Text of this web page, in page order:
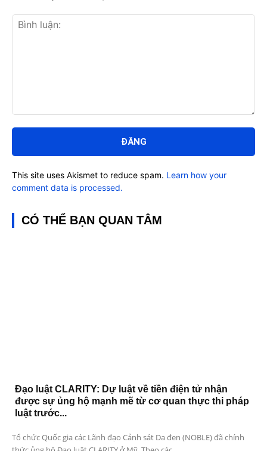
luận:
This site uses Akismet to reduce spam. Learn how your
comment data is processed.
CÓ THỂ BẠN QUAN TÂM
Đạo luật CLARITY: Dự luật về tiền điện tử nhận
được sự ủng hộ mạnh mẽ từ cơ quan thực thi pháp
luật trước...
Tổ chức Quốc gia các Lãnh đạo Cảnh sát Da đen (NOBLE) đã chính